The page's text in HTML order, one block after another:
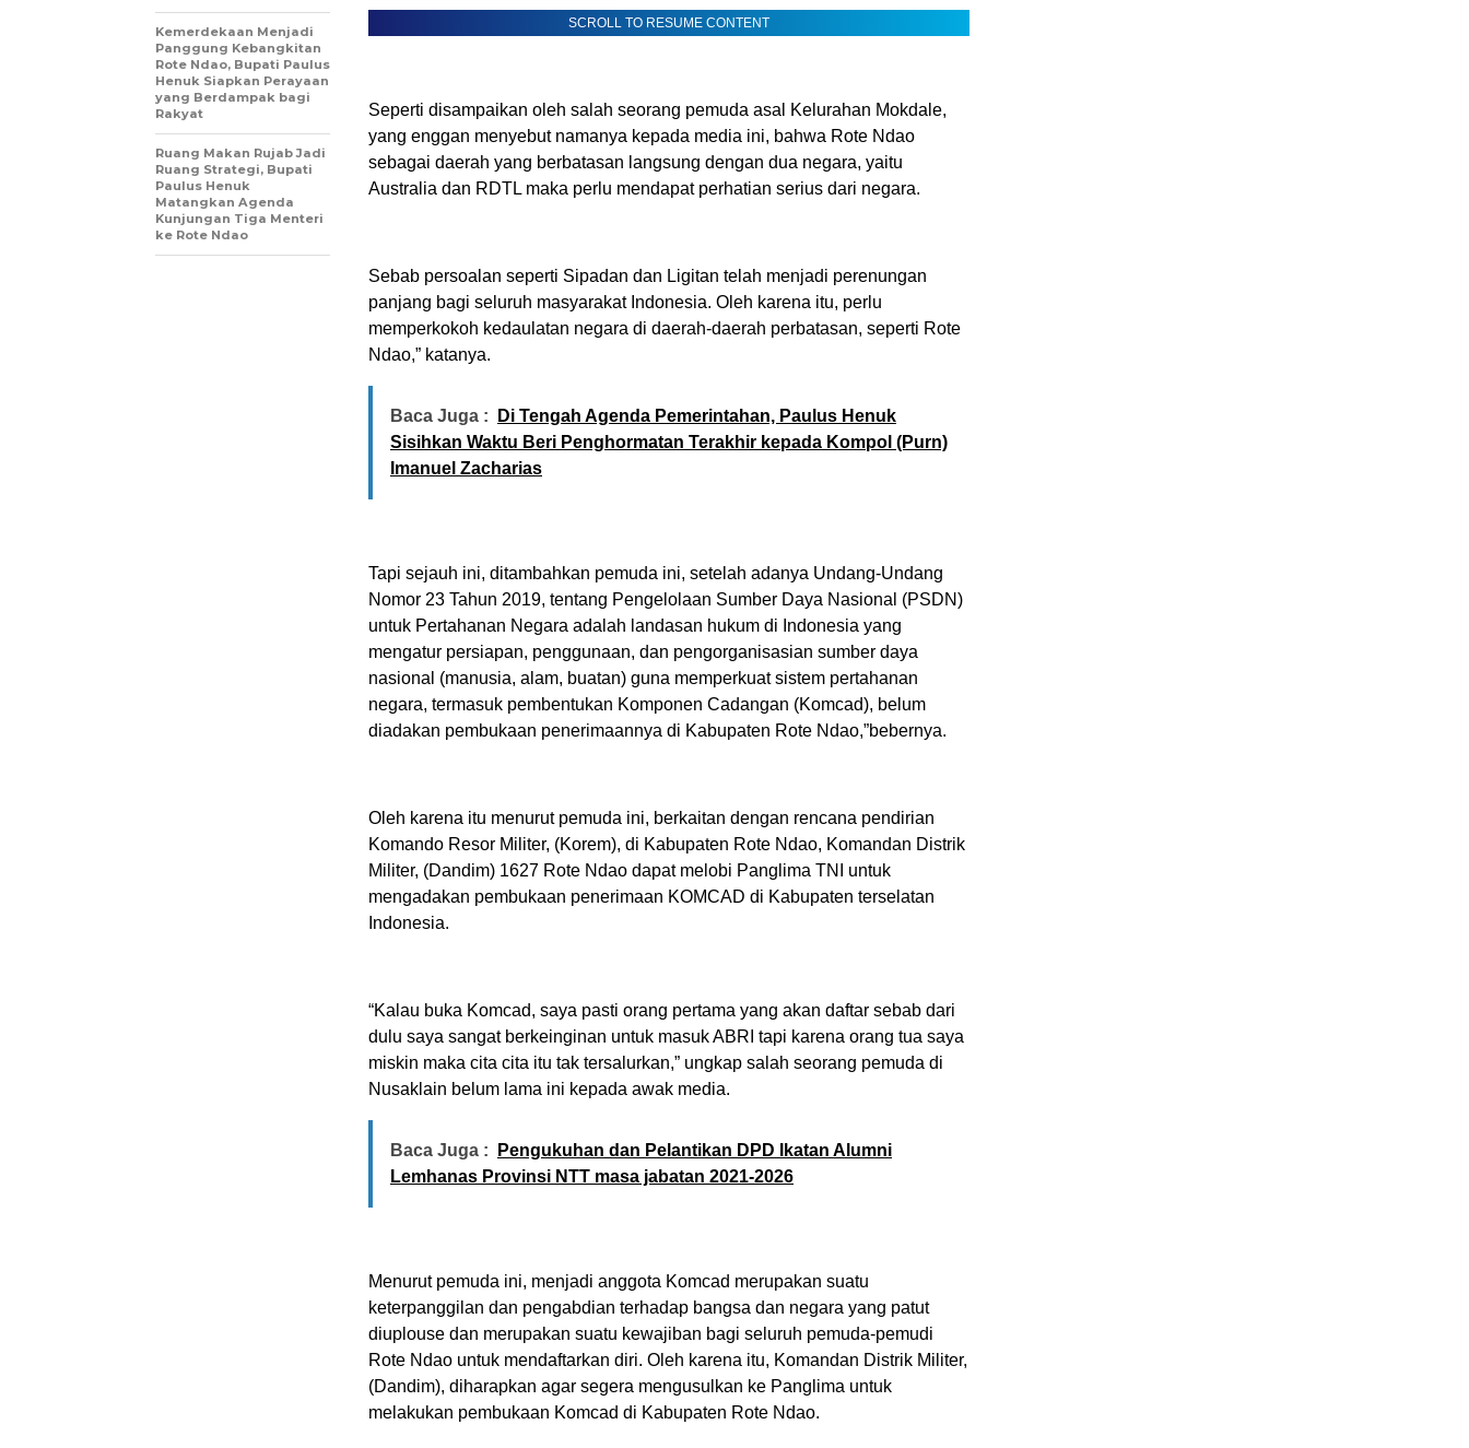
SCROLL TO RESUME CONTENT
Seperti disampaikan oleh salah seorang pemuda asal Kelurahan Mokdale,
yang enggan menyebut namanya kepada media ini, bahwa Rote Ndao
sebagai daerah yang berbatasan langsung dengan dua negara, yaitu
Australia dan RDTL maka perlu mendapat perhatian serius dari negara.
Sebab persoalan seperti Sipadan dan Ligitan telah menjadi perenungan
panjang bagi seluruh masyarakat Indonesia. Oleh karena itu, perlu
memperkokoh kedaulatan negara di daerah-daerah perbatasan, seperti Rote
Ndao,” katanya.
Baca Juga :
Di Tengah Agenda Pemerintahan, Paulus Henuk
Sisihkan Waktu Beri Penghormatan Terakhir kepada Kompol (Purn)
Imanuel Zacharias
Tapi sejauh ini, ditambahkan pemuda ini, setelah adanya Undang-Undang
Nomor 23 Tahun 2019, tentang Pengelolaan Sumber Daya Nasional (PSDN)
untuk Pertahanan Negara adalah landasan hukum di Indonesia yang
mengatur persiapan, penggunaan, dan pengorganisasian sumber daya
nasional (manusia, alam, buatan) guna memperkuat sistem pertahanan
negara, termasuk pembentukan Komponen Cadangan (Komcad), belum
diadakan pembukaan penerimaannya di Kabupaten Rote Ndao,”bebernya.
Oleh karena itu menurut pemuda ini, berkaitan dengan rencana pendirian
Komando Resor Militer, (Korem), di Kabupaten Rote Ndao, Komandan Distrik
Militer, (Dandim) 1627 Rote Ndao dapat melobi Panglima TNI untuk
mengadakan pembukaan penerimaan KOMCAD di Kabupaten terselatan
Indonesia.
“Kalau buka Komcad, saya pasti orang pertama yang akan daftar sebab dari
dulu saya sangat berkeinginan untuk masuk ABRI tapi karena orang tua saya
miskin maka cita cita itu tak tersalurkan,” ungkap salah seorang pemuda di
Nusaklain belum lama ini kepada awak media.
Baca Juga :
Pengukuhan dan Pelantikan DPD Ikatan Alumni
Lemhanas Provinsi NTT masa jabatan 2021-2026
Menurut pemuda ini, menjadi anggota Komcad merupakan suatu
keterpanggilan dan pengabdian terhadap bangsa dan negara yang patut
diuplouse dan merupakan suatu kewajiban bagi seluruh pemuda-pemudi
Rote Ndao untuk mendaftarkan diri. Oleh karena itu, Komandan Distrik Militer,
(Dandim), diharapkan agar segera mengusulkan ke Panglima untuk
melakukan pembukaan Komcad di Kabupaten Rote Ndao.
Kemerdekaan Menjadi
Panggung Kebangkitan
Rote Ndao, Bupati Paulus
Henuk Siapkan Perayaan
yang Berdampak bagi
Rakyat
Ruang Makan Rujab Jadi
Ruang Strategi, Bupati
Paulus Henuk
Matangkan Agenda
Kunjungan Tiga Menteri
ke Rote Ndao